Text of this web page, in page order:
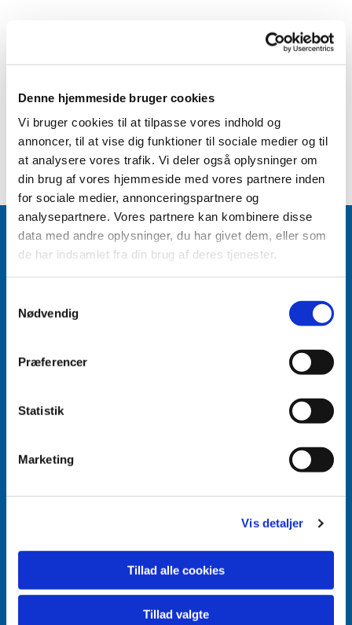
Denne hjemmeside bruger cookies
Vi bruger cookies til at tilpasse vores indhold og
annoncer, til at vise dig funktioner til sociale medier og til
at analysere vores trafik. Vi deler også oplysninger om
din brug af vores hjemmeside med vores partnere inden
for sociale medier, annonceringspartnere og
analysepartnere. Vores partnere kan kombinere disse
data med andre oplysninger, du har givet dem, eller som
de har indsamlet fra din brug af deres tjenester.
Nødvendig
Præferencer
Statistik
Marketing
Vis detaljer
Tillad alle cookies
Tillad valgte
Accepter venligst marketingcookies for at se